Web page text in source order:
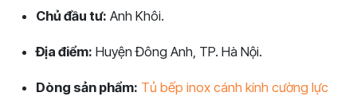
Chủ đầu tư: Anh Khôi.
Địa điểm: Huyện Đông Anh, TP. Hà Nội.
Dòng sản phẩm: Tủ bếp inox cánh kính cường lực